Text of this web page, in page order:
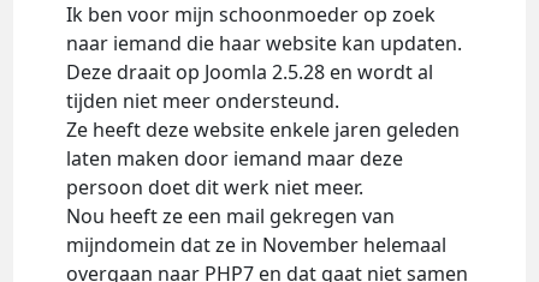
Ik ben voor mijn schoonmoeder op zoek
naar iemand die haar website kan updaten.
Deze draait op Joomla 2.5.28 en wordt al
tijden niet meer ondersteund.
Ze heeft deze website enkele jaren geleden
laten maken door iemand maar deze
persoon doet dit werk niet meer.
Nou heeft ze een mail gekregen van
mijndomein dat ze in November helemaal
overgaan naar PHP7 en dat gaat niet samen